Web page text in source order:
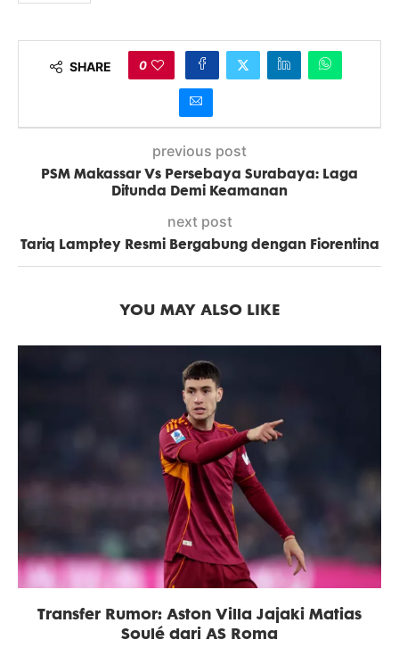
SHARE 0
previous post
PSM Makassar Vs Persebaya Surabaya: Laga
Ditunda Demi Keamanan
next post
Tariq Lamptey Resmi Bergabung dengan Fiorentina
YOU MAY ALSO LIKE
Transfer Rumor: Aston Villa Jajaki Matias
Soulé dari AS Roma